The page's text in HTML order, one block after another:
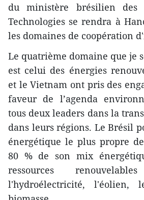
du ministère brésilien des
Technologies se rendra à
les domaines de coopération
Le quatrième domaine que je
est celui des énergies
et le Vietnam ont pris des
faveur de l’agenda
tous deux leaders dans la
dans leurs régions. Le Brésil
énergétique le plus propre
80 % de son mix
ressources
l'hydroélectricité,